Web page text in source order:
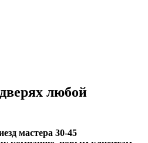
любой
мастера 30-45